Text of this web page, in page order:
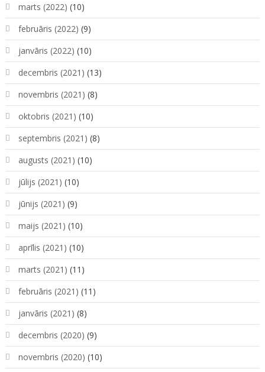
marts (2022) (10)
februāris (2022) (9)
janvāris (2022) (10)
decembris (2021) (13)
novembris (2021) (8)
oktobris (2021) (10)
septembris (2021) (8)
augusts (2021) (10)
jūlijs (2021) (10)
jūnijs (2021) (9)
maijs (2021) (10)
aprīlis (2021) (10)
marts (2021) (11)
februāris (2021) (11)
janvāris (2021) (8)
decembris (2020) (9)
novembris (2020) (10)